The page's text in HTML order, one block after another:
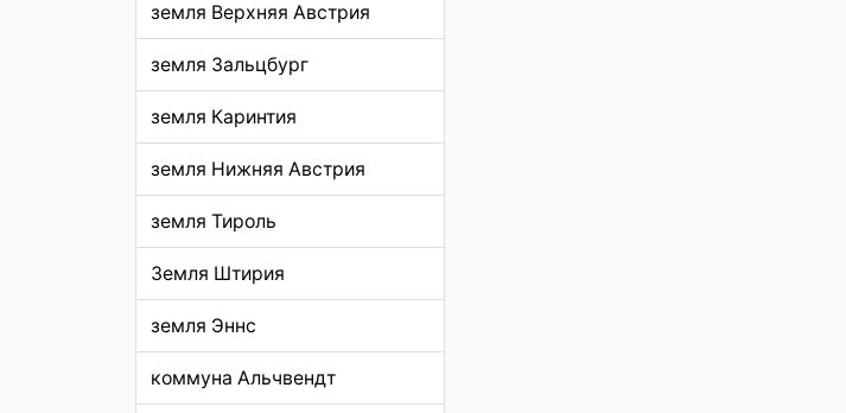
земля Верхняя Австрия
земля Зальцбург
земля Каринтия
земля Нижняя Австрия
земля Тироль
Земля Штирия
земля Эннс
коммуна Альчвендт